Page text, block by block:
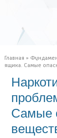
Главная »
ящика. Самые
Самые